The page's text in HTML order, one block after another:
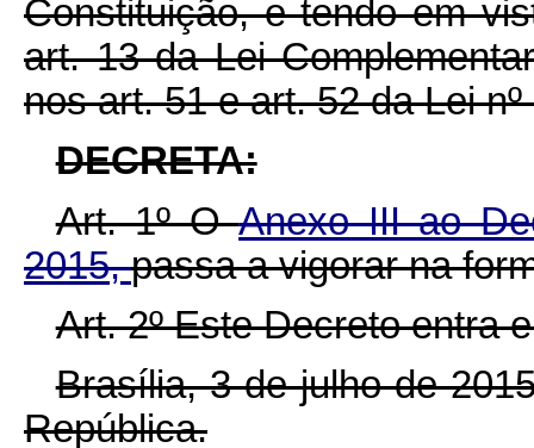
Constituição, e tendo em
art. 13 da Lei
nos art. 51 e art. 52 da Lei
DECRETA:
Art. 1º OAnexo III ao
2015,passa a vigorar na
Art. 2º Este Decreto entra
Brasília, 3 de julho de
República.